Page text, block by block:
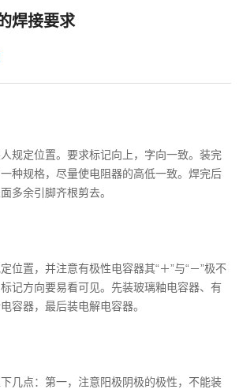
焊接要求
规定位置。要求标记向上，字向一致。装完
种规格，尽量使电阻器的高低一致。焊完后
多余引脚齐根剪去。
位置，并注意有极性电容器其“＋”与“－”极不
记方向要易看可见。先装玻璃釉电容器、有
容器，最后装电解电容器。
几点：第一，注意阳极阴极的极性，不能装